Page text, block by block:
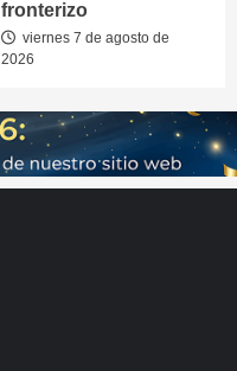
fronterizo
viernes 7 de agosto de
2026